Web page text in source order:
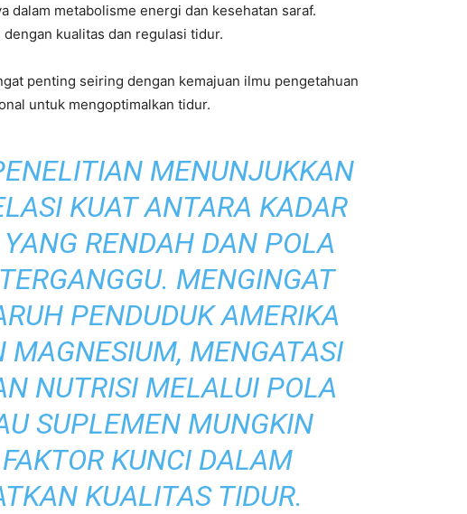
dalam metabolisme energi dan kesehatan saraf.
kualitas dan regulasi tidur.
penting seiring dengan kemajuan ilmu pengetahuan
untuk mengoptimalkan tidur.
MENUNJUKKAN
KUAT ANTARA KADAR
RENDAH DAN POLA
MENGINGAT
PENDUDUK AMERIKA
MAGNESIUM, MENGATASI
NUTRISI MELALUI POLA
SUPLEMEN MUNGKIN
KUNCI DALAM
KUALITAS TIDUR.